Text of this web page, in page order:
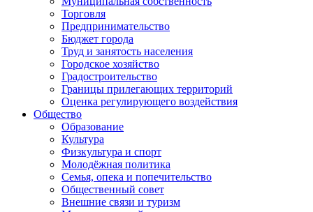
Торговля
Предпринимательство
Бюджет города
Труд и занятость населения
Городское хозяйство
Градостроительство
Границы прилегающих территорий
Оценка регулирующего воздействия
Общество
Образование
Культура
Физкультура и спорт
Молодёжная политика
Семья, опека и попечительство
Общественный совет
Внешние связи и туризм